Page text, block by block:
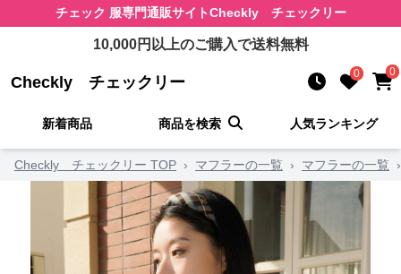
チェック 服専門通販サイトCheckly チェックリー
10,000円以上のご購入で送料無料
Checkly チェックリー 0 0
新着商品 商品を検索 人気ランキング
Checkly チェックリー TOP › マフラーの一覧 › マフラーの一覧 ›